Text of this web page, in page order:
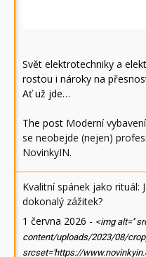
Svět elektrotechniky a
rostou i nároky na
Ať už jde…
The post Moderní
se neobejde (nejen)
NovinkyIN.
Kvalitní spánek jako rituál:
dokonalý zážitek?
1 června 2026 - <img alt=''
content/uploads/2023/08/
srcset='https://